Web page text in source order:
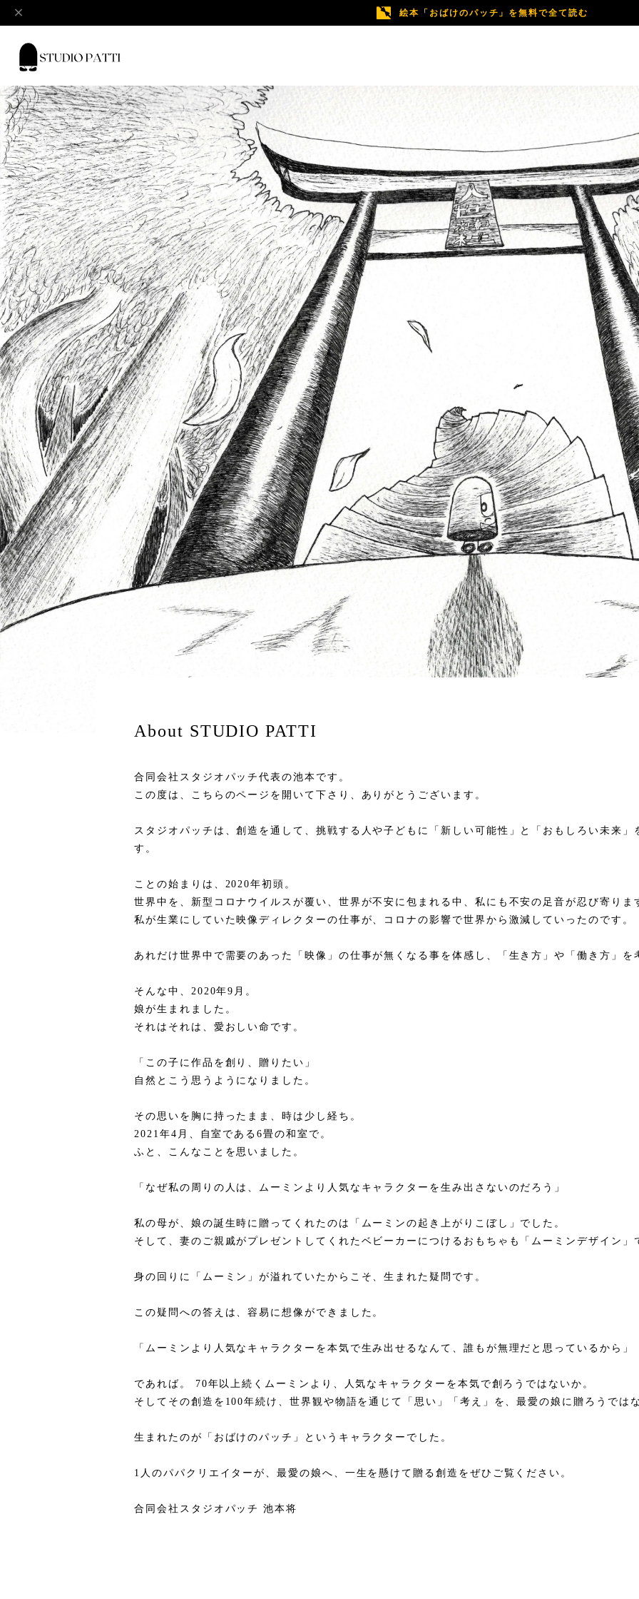
絵本「おばけのパッチ」を無料で全て読む
About STUDIO PATTI
合同会社スタジオパッチ代表の池本です。
この度は、こちらのページを開いて下さり、ありがとうございます。
スタジオパッチは、創造を通して、挑戦する人や子どもに「新しい可能性」と「おもしろい未来
す。
ことの始まりは、2020年初頭。
世界中を、新型コロナウイルスが覆い、世界が不安に包まれる中、私にも不安の足音が忍び寄りま
私が生業にしていた映像ディレクターの仕事が、コロナの影響で世界から激減していったのです。
あれだけ世界中で需要のあった「映像」の仕事が無くなる事を体感し、「生き方」や「働き方」
そんな中、2020年9月。
娘が生まれました。
それはそれは、愛おしい命です。
「この子に作品を創り、贈りたい」
自然とこう思うようになりました。
その思いを胸に持ったまま、時は少し経ち。
2021年4月、自室である6畳の和室で。
ふと、こんなことを思いました。
「なぜ私の周りの人は、ムーミンより人気なキャラクターを生み出さないのだろう」
私の母が、娘の誕生時に贈ってくれたのは「ムーミンの起き上がりこぼし」でした。
そして、妻のご親戚がプレゼントしてくれたベビーカーにつけるおもちゃも「ムーミンデザイン」
身の回りに「ムーミン」が溢れていたからこそ、生まれた疑問です。
この疑問への答えは、容易に想像ができました。
「ムーミンより人気なキャラクターを本気で生み出せるなんて、誰もが無理だと思っているから」
であれば。 70年以上続くムーミンより、人気なキャラクターを本気で創ろうではないか。
そしてその創造を100年続け、世界観や物語を通じて「思い」「考え」を、最愛の娘に贈ろうでは
生まれたのが「おばけのパッチ」というキャラクターでした。
1人のパパクリエイターが、最愛の娘へ、一生を懸けて贈る創造をぜひご覧ください。
合同会社スタジオパッチ 池本将